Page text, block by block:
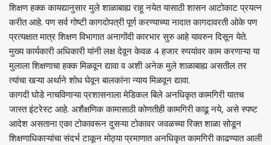
शिक्षण हक्क कायद्यानुसार मुले शाळाबाह्य राहू नयेत यासाठी शासन आटोकाट प्रयत्न
करीत आहे. पण सर्व गोष्टी कागदोपत्री पूर्ण करण्याच्या नादात कागदावरती ओके पण
प्रत्यक्षात मात्र शिक्षण विभागात अनागोंदी कारभार सुरु आहे यावरुन दिसून येते.
मुख्य कार्यकारी अधिकारी यांनी लक्ष देवून केवळ 4 हजार रुपयांवर काम करणाऱ्या या
मुलाला शिक्षणाचा हक्क मिळवून द्यावा व अशी अनेक मुले शाळाबाह्य असतील तर
त्यांचा खऱ्या अर्थाने शोध घेवून बालकांना न्याय मिळवून द्यावा.
कागदी घोडे नाचविणाऱ्या प्रशासनाला मेडिकल बिले अनधिकृत कामगिरी यातच
जास्त इंटरेस्ट आहे. अशैक्षणिक कामासाठी कोणतीही कामगिरी काढू नये, असे स्पष्ट
आदेश असताना एका टोकावरून दुसऱ्या टोकावर जवळच्या रिक्त शाळा सोडून
शिक्षणाधिकाऱ्यांचा संदर्भ टाकून मोठ्या प्रमाणात अनधिकृत कामगिरी काढण्यात आली